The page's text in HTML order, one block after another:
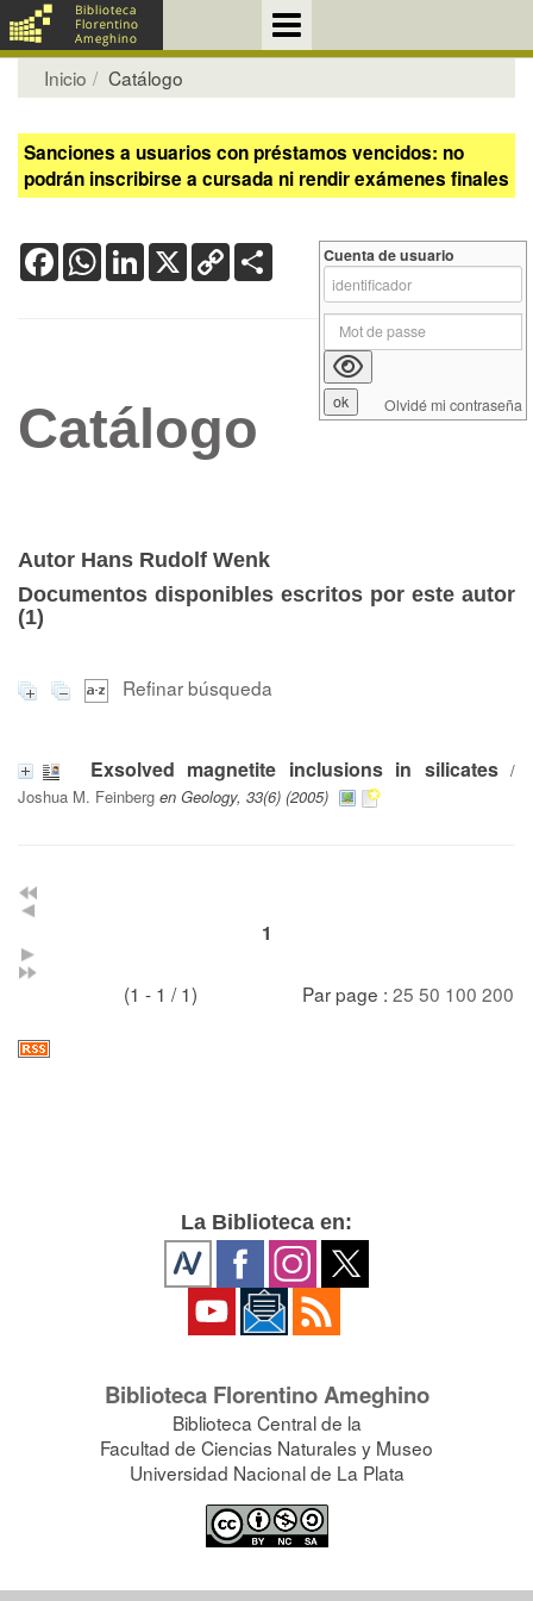
Inicio Catálogo
Sanciones a usuarios con préstamos vencidos: no
podrán inscribirse a cursada ni rendir exámenes finales
FacebookWhatsApp
LinkedIn
X Copy
Link
Catálogo
Autor Hans Rudolf Wenk
Documentos disponibles escritos por este autor
(1)
Refinar búsqueda
Exsolved magnetite inclusions in silicates/
Joshua M. Feinberg en Geology, 33(6) (2005)
1
(1 - 1 / 1) Par page : 25 50 100 200
Cuenta de usuario
Olvidé mi contraseña
La Biblioteca en:
Biblioteca Florentino Ameghino
Biblioteca Central de la
Facultad de Ciencias Naturales y Museo
Universidad Nacional de La Plata